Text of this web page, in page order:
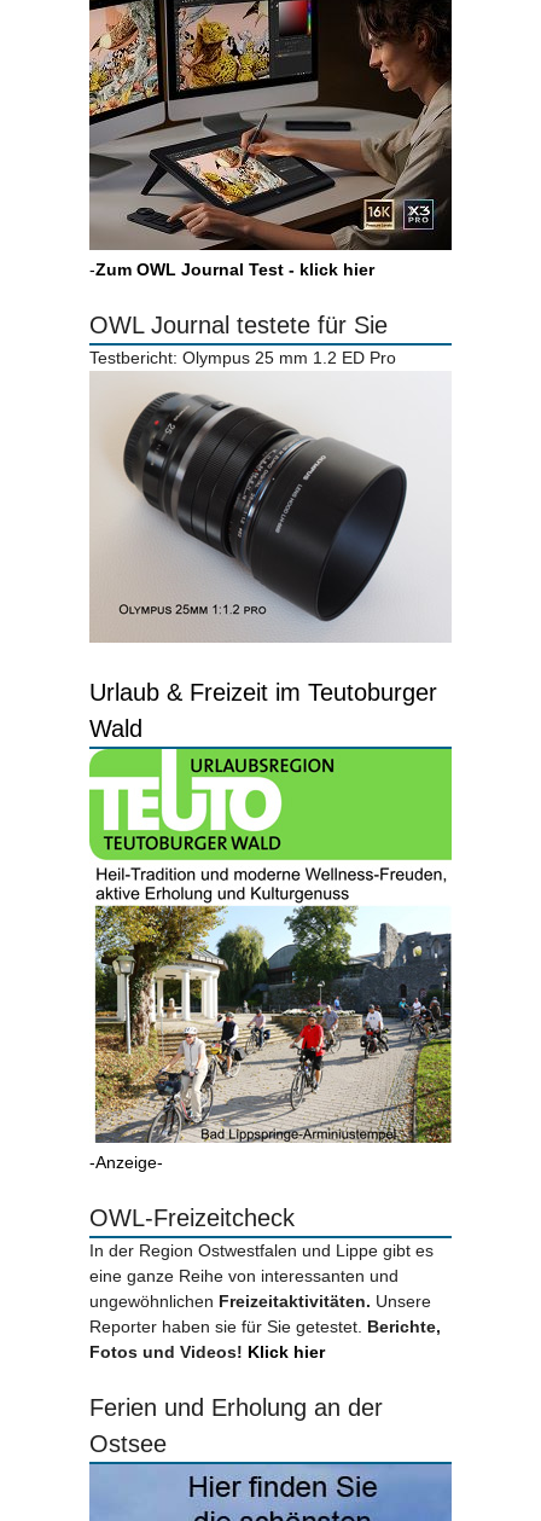
-Zum OWL Journal Test - klick hier
OWL Journal testete für Sie
Testbericht: Olympus 25 mm 1.2 ED Pro
Urlaub & Freizeit im Teutoburger
Wald
-Anzeige-
OWL-Freizeitcheck
In der Region Ostwestfalen und Lippe gibt es
eine ganze Reihe von interessanten und
ungewöhnlichen Freizeitaktivitäten. Unsere
Reporter haben sie für Sie getestet. Berichte,
Fotos und Videos! Klick hier
Ferien und Erholung an der
Ostsee